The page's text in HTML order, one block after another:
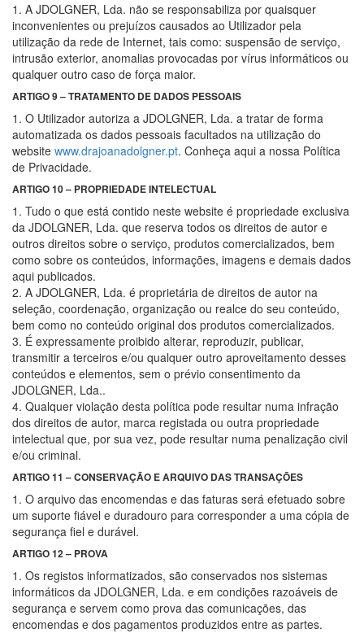
1. A JDOLGNER, Lda. não se responsabiliza por quaisquer
inconvenientes ou prejuízos causados ao Utilizador pela
utilização da rede de Internet, tais como: suspensão de serviço,
intrusão exterior, anomalias provocadas por vírus informáticos ou
qualquer outro caso de força maior.
ARTIGO 9 – TRATAMENTO DE DADOS PESSOAIS
1. O Utilizador autoriza a JDOLGNER, Lda. a tratar de forma
automatizada os dados pessoais facultados na utilização do
website www.drajoanadolgner.pt. Conheça aqui a nossa Política
de Privacidade.
ARTIGO 10 – PROPRIEDADE INTELECTUAL
1. Tudo o que está contido neste website é propriedade exclusiva
da JDOLGNER, Lda. que reserva todos os direitos de autor e
outros direitos sobre o serviço, produtos comercializados, bem
como sobre os conteúdos, informações, imagens e demais dados
aqui publicados.
2. A JDOLGNER, Lda. é proprietária de direitos de autor na
seleção, coordenação, organização ou realce do seu conteúdo,
bem como no conteúdo original dos produtos comercializados.
3. É expressamente proibido alterar, reproduzir, publicar,
transmitir a terceiros e/ou qualquer outro aproveitamento desses
conteúdos e elementos, sem o prévio consentimento da
JDOLGNER, Lda..
4. Qualquer violação desta política pode resultar numa infração
dos direitos de autor, marca registada ou outra propriedade
intelectual que, por sua vez, pode resultar numa penalização civil
e/ou criminal.
ARTIGO 11 – CONSERVAÇÃO E ARQUIVO DAS TRANSAÇÕES
1. O arquivo das encomendas e das faturas será efetuado sobre
um suporte fiável e duradouro para corresponder a uma cópia de
segurança fiel e durável.
ARTIGO 12 – PROVA
1. Os registos informatizados, são conservados nos sistemas
informáticos da JDOLGNER, Lda. e em condições razoáveis de
segurança e servem como prova das comunicações, das
encomendas e dos pagamentos produzidos entre as partes.